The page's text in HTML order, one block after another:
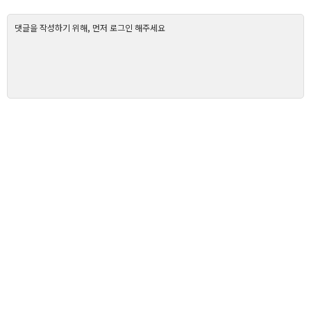
댓글을 작성하기 위해, 먼저 로그인 해주세요